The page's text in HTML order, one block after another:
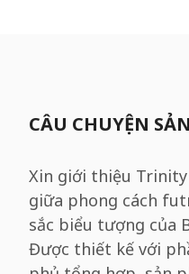
CÂU CHUYỆN
Xin giới thiệu
giữa phong cách
sắc biểu tượng của
Được thiết kế với